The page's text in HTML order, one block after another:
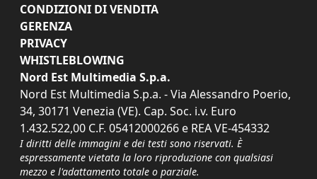
CONDIZIONI DI VENDITA
GERENZA
PRIVACY
WHISTLEBLOWING
Nord Est Multimedia S.p.a.
Nord Est Multimedia S.p.a. - Via Alessandro Poerio,
34, 30171 Venezia (VE). Cap. Soc. i.v. Euro
1.432.522,00 C.F. 05412000266 e REA VE-454332
I diritti delle immagini e dei testi sono riservati. È
espressamente vietata la loro riproduzione con qualsiasi
mezzo e l'adattamento totale o parziale.